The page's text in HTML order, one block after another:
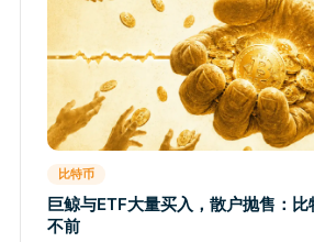
比特币
巨鲸与ETF大量买入，散户抛售：
不前